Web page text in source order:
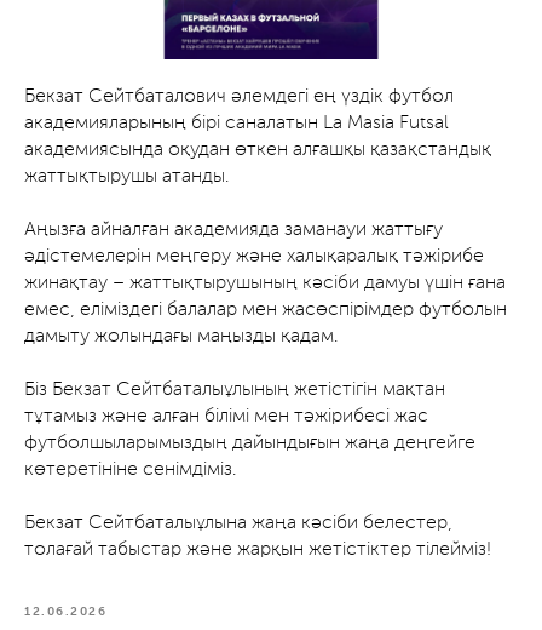
Бекзат Сейтбаталович әлемдегі ең үздік футбол
академияларының бірі саналатын La Masia Futsal
академиясында оқудан өткен алғашқы қазақстандық
жаттықтырушы атанды.
Аңызға айналған академияда заманауи жаттығу
әдістемелерін меңгеру және халықаралық тәжірибе
жинақтау – жаттықтырушының кәсіби дамуы үшін ғана
емес, еліміздегі балалар мен жасөспірімдер футболын
дамыту жолындағы маңызды қадам.
Біз Бекзат Сейтбаталыұлының жетістігін мақтан
тұтамыз және алған білімі мен тәжірибесі жас
футболшыларымыздың дайындығын жаңа деңгейге
көтеретініне сенімдіміз.
Бекзат Сейтбаталыұлына жаңа кәсіби белестер,
толағай табыстар және жарқын жетістіктер тілейміз!
12.06.2026